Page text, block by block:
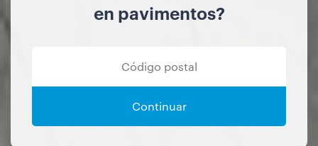
en pavimentos?
Continuar